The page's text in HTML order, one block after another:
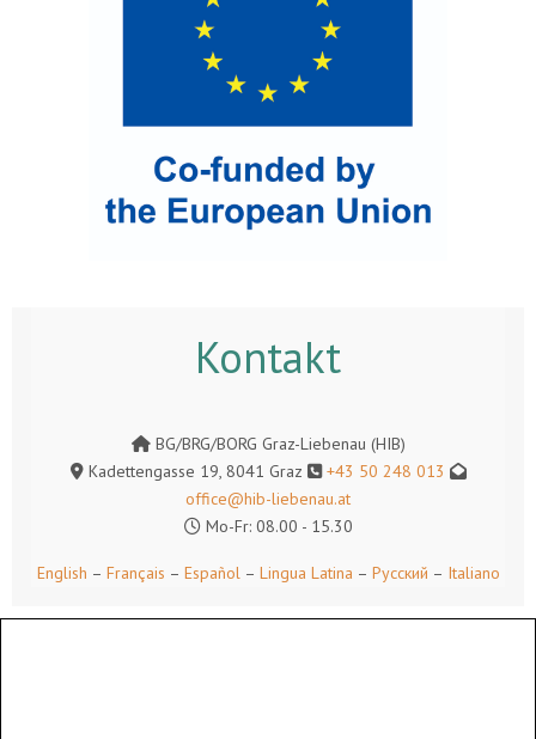
Kontakt
BG/BRG/BORG Graz-Liebenau (HIB)
Kadettengasse 19, 8041 Graz
+43 50 248 013
office@hib-liebenau.at
Mo-Fr: 08.00 - 15.30
English – Français – Español– Lingua Latina – Русский – Italiano